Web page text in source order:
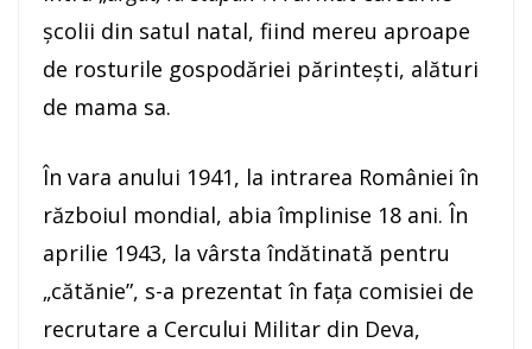
școlii din satul natal, fiind mereu aproape
de rosturile gospodăriei părintești, alături
de mama sa.
În vara anului 1941, la intrarea României în
războiul mondial, abia împlinise 18 ani. În
aprilie 1943, la vârsta îndătinată pentru
„cătănie”, s-a prezentat în fața comisiei de
recrutare a Cercului Militar din Deva,